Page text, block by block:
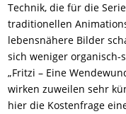
Technik, die für die
traditionellen
lebensnähere Bilder
sich weniger
„Fritzi – Eine
wirken zuweilen sehr
hier die Kostenfrage